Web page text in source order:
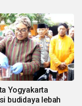
Yogyakarta
budidaya lebah